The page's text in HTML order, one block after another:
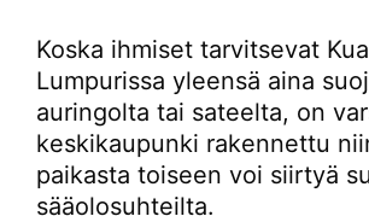
Koska ihmiset tarvitsevat
Lumpurissa yleensä aina
auringolta tai sateelta, on
keskikaupunki rakennettu
paikasta toiseen voi siirtyä
sääolosuhteilta.